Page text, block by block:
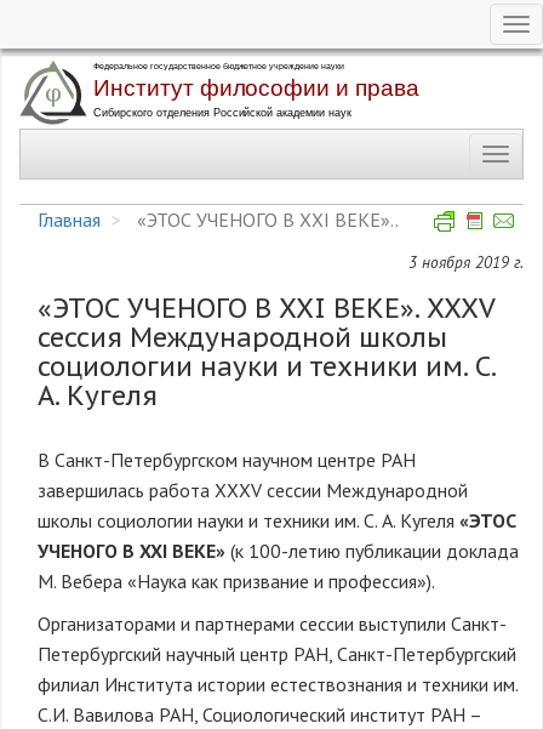
Перейти
основному
Главная
«ЭТОС УЧЕНОГО В XXI ВЕКЕ»..
3 ноября 2019 г.
«ЭТОС УЧЕНОГО В XXI ВЕКЕ». XXXV
сессия Международной школы
социологии науки и техники им. С.
А. Кугеля
В Санкт-Петербургском научном центре РАН
завершилась работа XXXV сессии Международной
школы социологии науки и техники им. С. А. Кугеля «ЭТОС
УЧЕНОГО В XXI ВЕКЕ» (к 100-летию публикации доклада
М. Вебера «Наука как призвание и профессия»).
Организаторами и партнерами сессии выступили Санкт-
Петербургский научный центр РАН, Санкт-Петербургский
филиал Института истории естествознания и техники им.
С.И. Вавилова РАН, Социологический институт РАН –